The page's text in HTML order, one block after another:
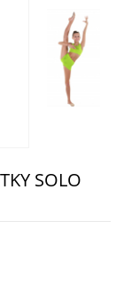
SOLO